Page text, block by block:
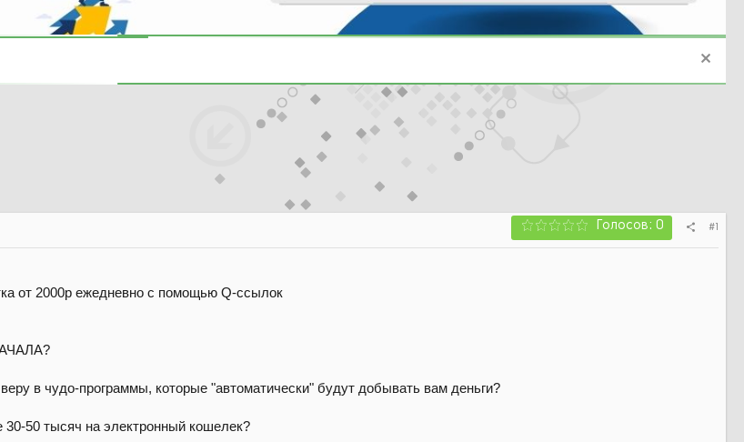
Голосов: 0 #1
от 2000р ежедневно с помощью Q-ссылок
в чудо-программы, которые "автоматически" будут добывать вам деньги?
50 тысяч на электронный кошелек?